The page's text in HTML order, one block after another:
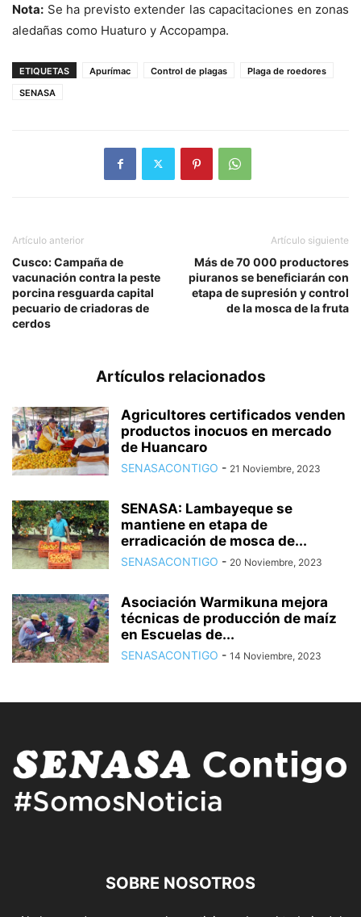
Nota: Se ha previsto extender las capacitaciones en zonas
aledañas como Huaturo y Accopampa.
ETIQUETAS Apurímac Control de plagas
Plaga de roedores
SENASA
Artículo anterior
Cusco: Campaña de
vacunación contra la peste
porcina resguarda capital
pecuario de criadoras de
cerdos
Artículo siguiente
Más de 70 000 productores
piuranos se beneficiarán con
etapa de supresión y control
de la mosca de la fruta
Artículos relacionados
Agricultores certificados venden
productos inocuos en mercado
de Huancaro
SENASACONTIGO - 21 Noviembre, 2023
SENASA: Lambayeque se
mantiene en etapa de
erradicación de mosca de...
SENASACONTIGO - 20 Noviembre, 2023
Asociación Warmikuna mejora
técnicas de producción de maíz
en Escuelas de...
SENASACONTIGO - 14 Noviembre, 2023
SOBRE NOSOTROS